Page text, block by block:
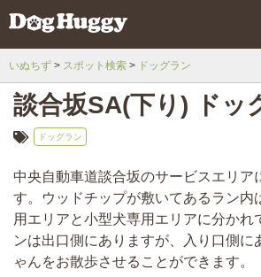
いぬちず スポット検索 ドッグラン
談合坂SA(下り) ドッ
ドッグラン
中央自動車道談合坂のサービスエリア
す。ウッドチップが敷いてあるラン内
用エリアと小型犬専用エリアに分かれ
ンは出口側にありますが、入り口側に
ゃんをお散歩させることができます。